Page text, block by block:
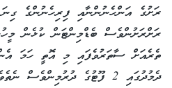
ރަށުގެ އަންހެނުންނާއި ފިރިހެނުންގެ
ރަށްރަށުންވެސް ބެޑްމިންޓަން ކުޅެން
ތެރެއަށް ސާތަރުވެފައި މި އޮތީ ހަމަ
ދެމުދުގައި 2 ފޫޓުގެ